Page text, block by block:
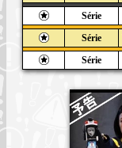
Série
Série
Série